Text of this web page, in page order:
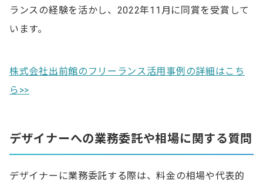
ランスの経験を活かし、2022年11月に同賞を受賞して
います。
株式会社出前館のフリーランス活用事例の詳細はこち
ら>>
デザイナーへの業務委託や相場に関する質問
デザイナーに業務委託する際は、料金の相場や代表的